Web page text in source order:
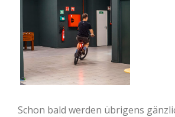
Schon bald werden übrigens